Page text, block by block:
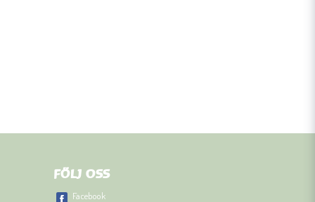
FÖLJ OSS
Facebook